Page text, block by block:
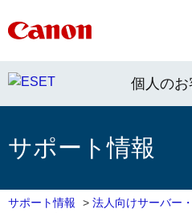
個人のお
サポート情報
サポート情報 > 法人向けサーバー